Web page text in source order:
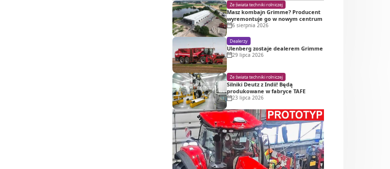
Ze świata techniki rolniczej
Masz kombajn Grimme? Producent
wyremontuje go w nowym centrum
6 sierpnia 2026
Dealerzy
Ulenberg zostaje dealerem Grimme
29 lipca 2026
Ze świata techniki rolniczej
Silniki Deutz z Indii! Będą
produkowane w fabryce TAFE
23 lipca 2026